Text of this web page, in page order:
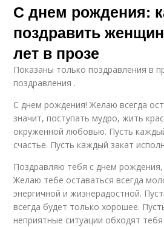
С днем рождения:
поздравить
лет в прозе
Показаны только поздравления в
поздравления .
С днем рождения! Желаю всегда
значит, поступать мудро, жить
окружённой любовью. Пусть
счастье. Пусть каждый закат
Поздравляю тебя с днем рождения,
Желаю тебе оставаться всегда
энергичной и жизнерадостной.
всегда будет только хорошее.
неприятные ситуации обходят